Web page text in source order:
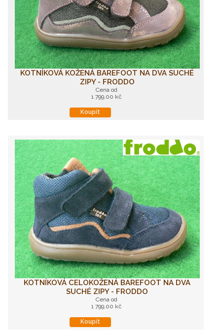
KOTNÍKOVÁ KOŽENÁ BAREFOOT NA DVA SUCHÉ
ZIPY - FRODDO
Cena od
1 799,00 kč
Koupit
KOTNÍKOVÁ CELOKOŽENÁ BAREFOOT NA DVA
SUCHÉ ZIPY - FRODDO
Cena od
1 799,00 kč
Koupit